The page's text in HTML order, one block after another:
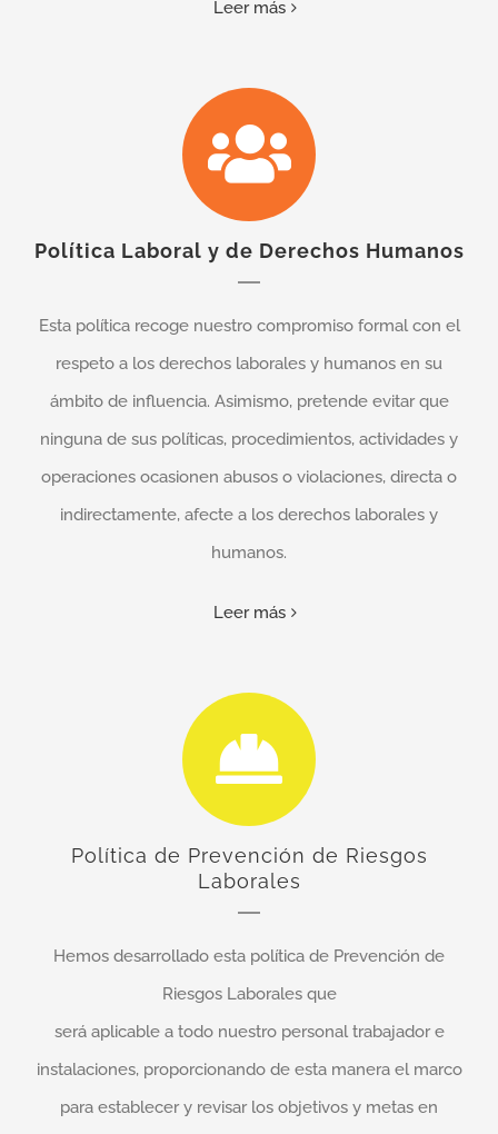
Leer más
Política Laboral y de Derechos Humanos
Esta política recoge nuestro compromiso formal con el
respeto a los derechos laborales y humanos en su
ámbito de influencia. Asimismo, pretende evitar que
ninguna de sus políticas, procedimientos, actividades y
operaciones ocasionen abusos o violaciones, directa o
indirectamente, afecte a los derechos laborales y
humanos.
Leer más
Política de Prevención de Riesgos
Laborales
Hemos desarrollado esta política de Prevención de
Riesgos Laborales que
será aplicable a todo nuestro personal trabajador e
instalaciones, proporcionando de esta manera el marco
para establecer y revisar los objetivos y metas en